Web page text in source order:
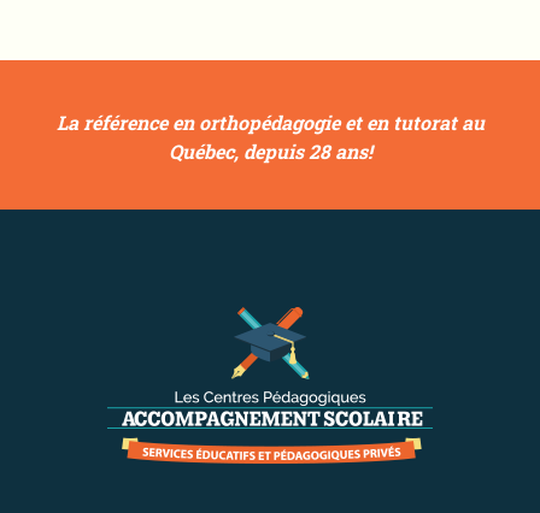
La référence en orthopédagogie et en tutorat au
Québec, depuis 28 ans!